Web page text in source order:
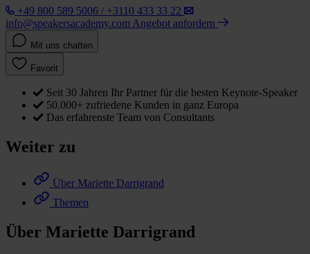
+49 800 589 5006 / +3110 433 33 22
info@speakersacademy.com Angebot anfordern
Mit uns chatten
Favorit
Seit 30 Jahren Ihr Partner für die besten Keynote-Speaker
50.000+ zufriedene Kunden in ganz Europa
Das erfahrenste Team von Consultants
Weiter zu
Über Mariette Darrigrand
Themen
Über Mariette Darrigrand